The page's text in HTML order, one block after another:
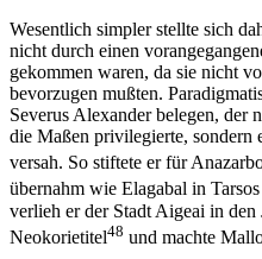
Wesentlich simpler stellte sich
nicht durch einen
gekommen waren, da sie nicht
bevorzugen mußten.
Severus Alexander belegen,
die Maßen privilegierte, sondern
versah. So stiftete er für
übernahm wie Elagabal in
verlieh er der Stadt Aigeai in den
Neokorietitel48 und machte